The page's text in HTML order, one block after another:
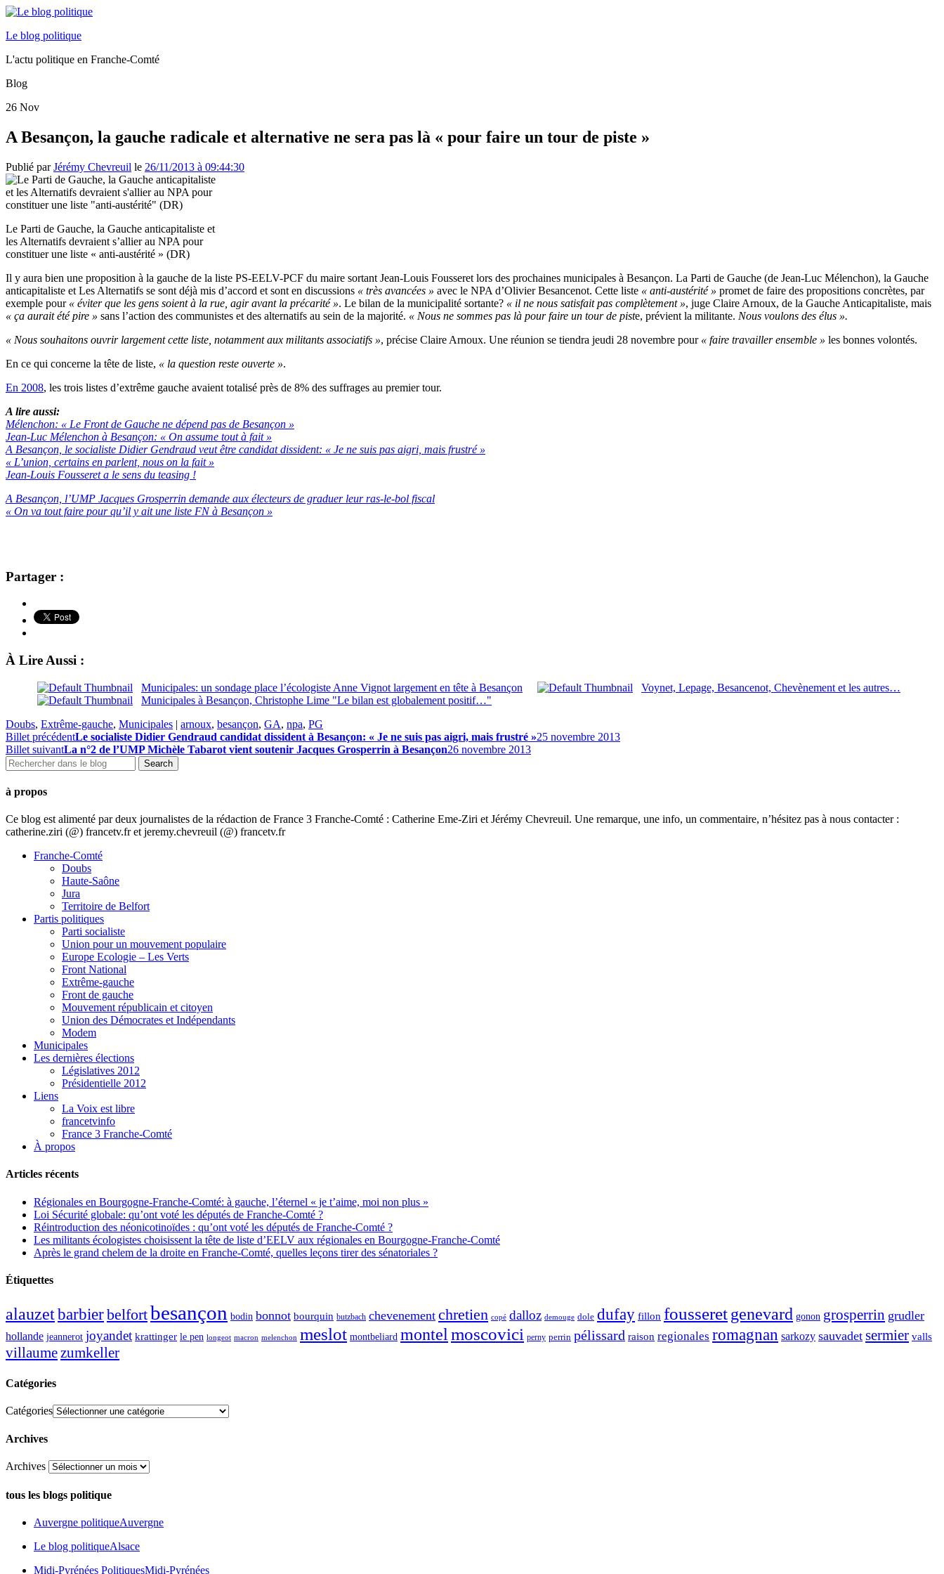
Le blog politique
L'actu politique en Franche-Comté
Blog
26 Nov
A Besançon, la gauche radicale et alternative ne sera pas là « pour faire un tour de piste »
Publié parJérémy Chevreuil le 26/11/2013 à 09:44:30
Le Parti de Gauche, la Gauche anticapitaliste et
les Alternatifs devraient s’allier au NPA pour
constituer une liste « anti-austérité » (DR)
Il y aura bien une proposition à la gauche de la liste PS-EELV-PCF du maire sortant Jean-Louis Fousseret lors des prochaines municipales à Besançon. La Parti de Gauche (de Jean-Luc Mélenchon), la Gauche
anticapitaliste et Les Alternatifs se sont déjà mis d’accord et sont en discussions « très avancées » avec le NPA d’Olivier Besancenot. Cette liste « anti-austérité » promet de faire des propositions concrètes, par
exemple pour« éviter que les gens soient à la rue, agir avant la précarité ». Le bilan de la municipalité sortante? « il ne nous satisfait pas complètement », juge Claire Arnoux, de la Gauche Anticapitaliste, mais
« ça aurait été pire » sans l’action des communistes et des alternatifs au sein de la majorité. « Nous ne sommes pas là pour faire un tour de piste, prévient la militante. Nous voulons des élus ».
« Nous souhaitons ouvrir largement cette liste, notamment aux militants associatifs », précise Claire Arnoux. Une réunion se tiendra jeudi 28 novembre pour « faire travailler ensemble » les bonnes volontés.
En ce qui concerne la tête de liste, « la question reste ouverte ».
En 2008, les trois listes d’extrême gauche avaient totalisé près de 8% des suffrages au premier tour.
A lire aussi:
Mélenchon: « Le Front de Gauche ne dépend pas de Besançon »
Jean-Luc Mélenchon à Besançon: « On assume tout à fait »
A Besançon, le socialiste Didier Gendraud veut être candidat dissident: « Je ne suis pas aigri, mais frustré »
« L’union, certains en parlent, nous on la fait »
Jean-Louis Fousseret a le sens du teasing !
A Besançon, l’UMP Jacques Grosperrin demande aux électeurs de graduer leur ras-le-bol fiscal
« On va tout faire pour qu’il y ait une liste FN à Besançon »
Partager :
À Lire Aussi :
Municipales: un sondage place l’écologiste Anne Vignot largement en tête à Besançon
Voynet, Lepage, Besancenot, Chevènement et les autres…
Municipales à Besançon, Christophe Lime "Le bilan est globalement positif…"
Doubs, Extrême-gauche, Municipales | arnoux, besançon, GA, npa, PG
Billet précédentLe socialiste Didier Gendraud candidat dissident à Besançon: « Je ne suis pas aigri, mais frustré »25 novembre 2013
Billet suivantLa n°2 de l’UMP Michèle Tabarot vient soutenir Jacques Grosperrin à Besançon26 novembre 2013
à propos
Ce blog est alimenté par deux journalistes de la rédaction de France 3 Franche-Comté : Catherine Eme-Ziri et Jérémy Chevreuil. Une remarque, une info, un commentaire, n’hésitez pas à nous contacter :
catherine.ziri (@) francetv.fr et jeremy.chevreuil (@) francetv.fr
Franche-Comté
Doubs
Haute-Saône
Jura
Territoire de Belfort
Partis politiques
Parti socialiste
Union pour un mouvement populaire
Europe Ecologie – Les Verts
Front National
Extrême-gauche
Front de gauche
Mouvement républicain et citoyen
Union des Démocrates et Indépendants
Modem
Municipales
Les dernières élections
Législatives 2012
Présidentielle 2012
Liens
La Voix est libre
francetvinfo
France 3 Franche-Comté
À propos
Articles récents
Régionales en Bourgogne-Franche-Comté: à gauche, l’éternel « je t’aime, moi non plus »
Loi Sécurité globale: qu’ont voté les députés de Franche-Comté ?
Réintroduction des néonicotinoïdes : qu’ont voté les députés de Franche-Comté ?
Les militants écologistes choisissent la tête de liste d’EELV aux régionales en Bourgogne-Franche-Comté
Après le grand chelem de la droite en Franche-Comté, quelles leçons tirer des sénatoriales ?
Étiquettes
alauzetbarbierbelfortbesançon bodin bonnot bourquin butzbach chevenement chretien copé dalloz demouge dole dufay fillon fousseretgenevard gonon grosperrin grudler
hollande jeannerot joyandet krattinger le pen longeot macron melenchon meslot montbeliard montelmoscovici perny perrin pélissard raison regionales romagnan sarkozy sauvadet sermier valls
villaumezumkeller
Catégories
Catégories
Archives
Archives
tous les blogs politique
Auvergne politiqueAuvergne
Le blog politiqueAlsace
Midi-Pyrénées PolitiquesMidi-Pyrénées